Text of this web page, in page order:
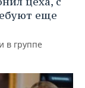
еще
в группе